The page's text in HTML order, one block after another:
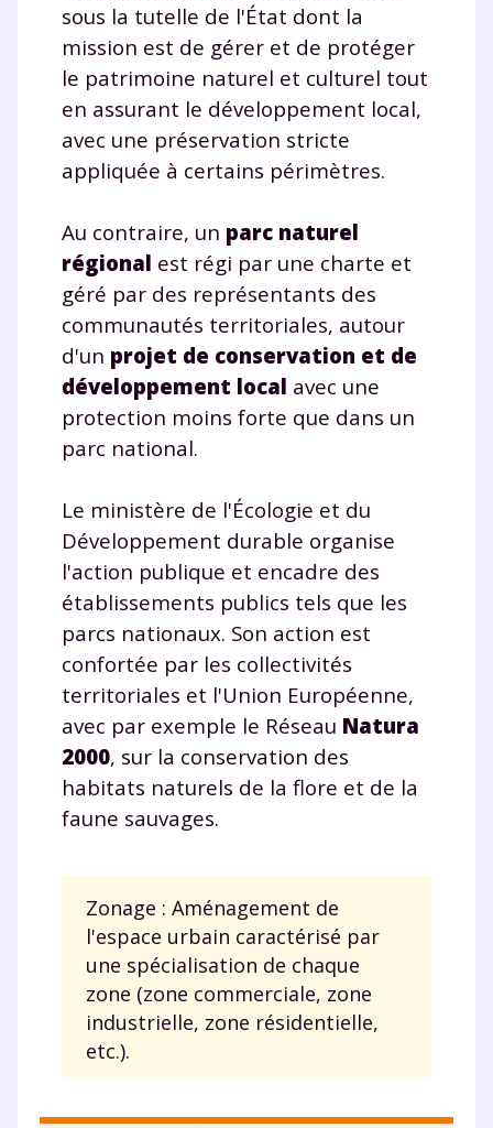
sous la tutelle de l'État dont la
mission est de gérer et de protéger
le patrimoine naturel et culturel tout
en assurant le développement local,
avec une préservation stricte
appliquée à certains périmètres.
Au contraire, un parc naturel
régional est régi par une charte et
géré par des représentants des
communautés territoriales, autour
d'un projet de conservation et de
développement local avec une
protection moins forte que dans un
parc national.
Le ministère de l'Écologie et du
Développement durable organise
l'action publique et encadre des
établissements publics tels que les
parcs nationaux. Son action est
confortée par les collectivités
territoriales et l'Union Européenne,
avec par exemple le Réseau Natura
2000, sur la conservation des
habitats naturels de la flore et de la
faune sauvages.
Zonage : Aménagement de
l'espace urbain caractérisé par
une spécialisation de chaque
zone (zone commerciale, zone
industrielle, zone résidentielle,
etc.).